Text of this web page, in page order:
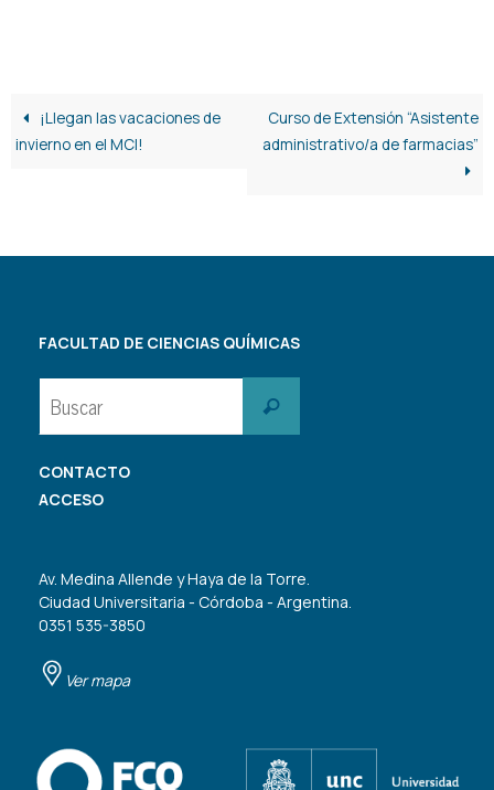
¡Llegan las vacaciones de
invierno en el MCI!
Curso de Extensión “Asistente
administrativo/a de farmacias”
FACULTAD DE CIENCIAS QUÍMICAS
Buscar
CONTACTO
ACCESO
Av. Medina Allende y Haya de la Torre.
Ciudad Universitaria - Córdoba - Argentina.
0351 535-3850
Ver mapa